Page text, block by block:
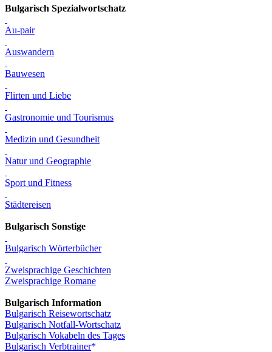
Bulgarisch Spezialwortschatz
Au-pair
Auswandern
Bauwesen
Flirten und Liebe
Gastronomie und Tourismus
Medizin und Gesundheit
Natur und Geographie
Sport und Fitness
Städtereisen
Bulgarisch Sonstige
Bulgarisch Wörterbücher
Zweisprachige Geschichten
Zweisprachige Romane
Bulgarisch Information
Bulgarisch Reisewortschatz
Bulgarisch Notfall-Wortschatz
Bulgarisch Vokabeln des Tages
Bulgarisch Verbtrainer